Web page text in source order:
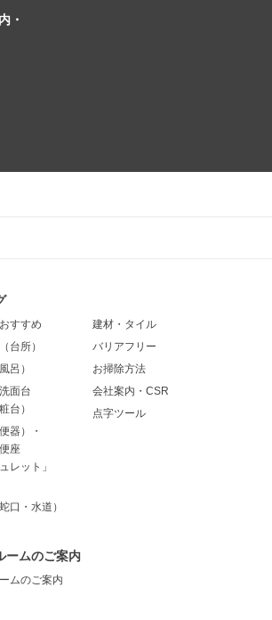
・
すすめ
台所）
呂）
面台
台）
器）・
座
レット」
口・水道）
建材・タイル
バリアフリー
お掃除方法
会社案内・CSR
点字ツール
ームのご案内
ムのご案内